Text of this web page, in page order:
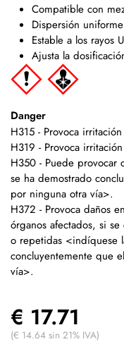
Compatible con
Dispersión
Estable a los rayos
Ajusta la
Danger
H315 - Provoca
H319 - Provoca
H350 - Puede provocar
se ha demostrado
por ninguna otra vía>.
H372 - Provoca daños
órganos afectados, si
o repetidas <indíquese
concluyentemente que
vía>.
€ 17.71
(€ 14.64 sin 21% IVA)